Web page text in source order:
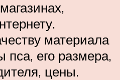
материала
пса, его размера,
цены.